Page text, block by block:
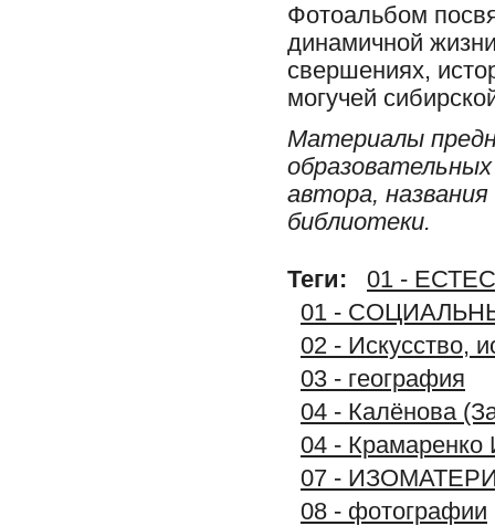
Фотоальбом
динамичной
свершениях,
могучей
Материалы
автора,
библиотеки.
Теги:
01 -
01 -
02 - Искусство,
03 - география
04 - Калёнова
04 - Крамаренко
07 -
08 - фотографии